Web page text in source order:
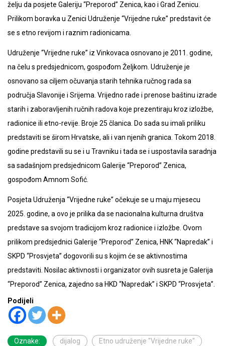
želju da posjete Galeriju “Preporod” Zenica, kao i Grad Zenicu.
Prilikom boravka u Zenici Udruženje “Vrijedne ruke” predstavit će
se s etno revijom i raznim radionicama.
Udruženje “Vrijedne ruke” iz Vinkovaca osnovano je 2011. godine,
na čelu s predsjednicom, gospođom Željkom. Udruženje je
osnovano sa ciljem očuvanja starih tehnika ručnog rada sa
područja Slavonije i Srijema. Vrijedno rade i prenose baštinu izrade
starih i zaboravljenih ručnih radova koje prezentiraju kroz izložbe,
radionice ili etno-revije. Broje 25 članica. Do sada su imali priliku
predstaviti se širom Hrvatske, ali i van njenih granica. Tokom 2018.
godine predstavili su se i u Travniku i tada se i uspostavila saradnja
sa sadašnjom predsjednicom Galerije “Preporod” Zenica,
gospođom Amnom Sofić.
Posjeta Udruženja “Vrijedne ruke” očekuje se u maju mjesecu
2025. godine, a ovo je prilika da se nacionalna kulturna društva
predstave sa svojom tradicijom kroz radionice i izložbe. Ovom
prilikom predsjednici Galerije “Preporod” Zenica, HNK “Napredak” i
SKPD “Prosvjeta” dogovorili su s kojim će se aktivnostima
predstaviti. Nosilac aktivnosti i organizator ovih susreta je Galerija
“Preporod” Zenica, zajedno sa HKD “Napredak” i SKPD “Prosvjeta”.
Podijeli
Oznake: dijalog Etno udruženje "Vrijedne ruke"